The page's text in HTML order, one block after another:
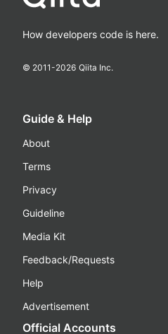
How developers code is here.
© 2011-2026 Qiita Inc.
Guide & Help
About
Terms
Privacy
Guideline
Media Kit
Feedback/Requests
Help
Advertisement
Official Accounts